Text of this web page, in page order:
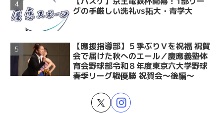
グの手厳しい洗礼vs拓大・青学大
【應援指導部】５季ぶりＶを祝福 祝賀
会で届けた秋へのエール／慶應義塾体
育会野球部令和８年度東京六大学野球
春季リーグ戦優勝 祝賀会～後編～